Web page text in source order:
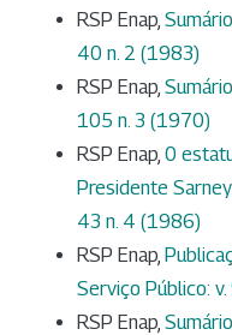
RSP Enap, Sumário
40 n. 2 (1983)
RSP Enap, Sumário
105 n. 3 (1970)
RSP Enap, 0
Presidente Sarney
43 n. 4 (1986)
RSP Enap,
Serviço Público:
RSP Enap, Sumário